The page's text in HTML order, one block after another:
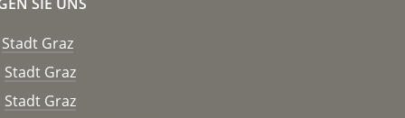
Stadt Graz
Stadt Graz
Stadt Graz